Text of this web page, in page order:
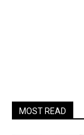
MOST READ